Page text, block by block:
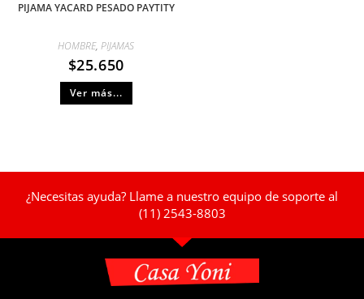
PIJAMA YACARD PESADO PAYTITY
HOMBRE,PIJAMAS
$25.650
Ver más...
¿Necesitas ayuda? Llame a nuestro equipo de soporte al
(11) 2543-8803